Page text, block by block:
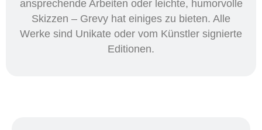
ansprechende Arbeiten oder leichte, humorvolle
Skizzen – Grevy hat einiges zu bieten. Alle
Werke sind Unikate oder vom Künstler signierte
Editionen.